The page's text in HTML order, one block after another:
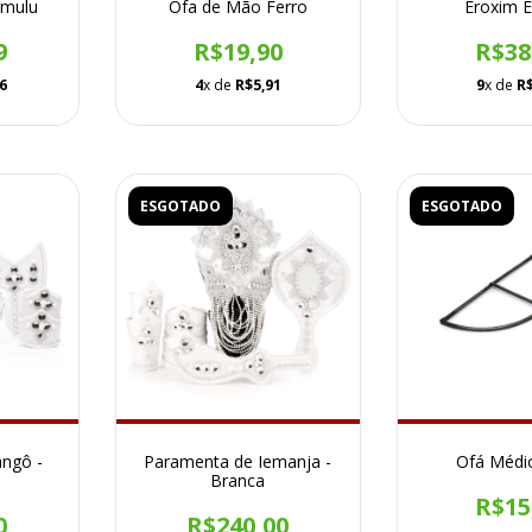
Ofa de Mão Ferro
R$19,90
4x de R$5,91
Eroxim
9x de
-
ESGOTADO
Paramenta de Iemanja -
Branca
R$240,00
ESGOTADO
Ofá